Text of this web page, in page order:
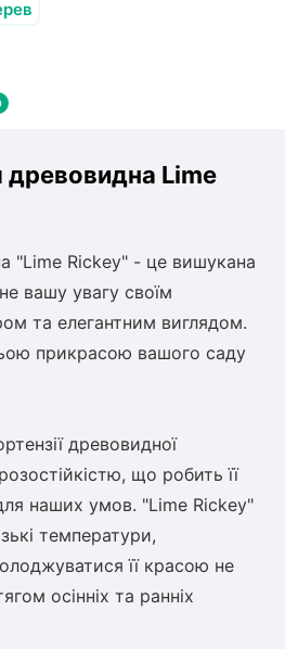
(агротканини)
древовидна Lime
"Lime Rickey" - це вишукана
вашу увагу своїм
та елегантним виглядом.
прикрасою вашого саду
древовидної
що робить її
наших умов. "Lime Rickey"
температури,
її красою не
осінніх та ранніх